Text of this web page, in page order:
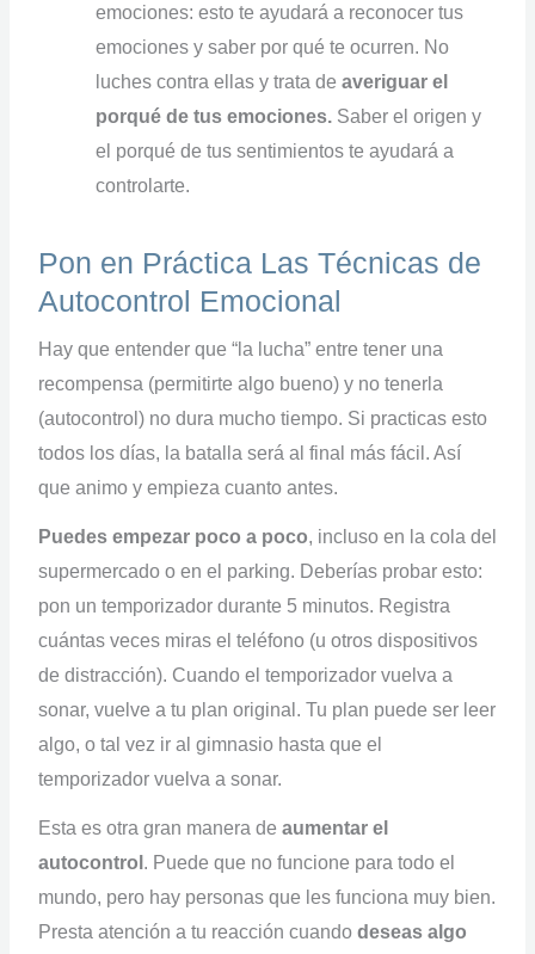
emociones: esto te ayudará a reconocer tus
emociones y saber por qué te ocurren. No
luches contra ellas y trata de averiguar el
porqué de tus emociones.Saber el origen y
el porqué de tus sentimientos te ayudará a
controlarte.
Pon en Práctica Las Técnicas de
Autocontrol Emocional
Hay que entender que “la lucha” entre tener una
recompensa (permitirte algo bueno) y no tenerla
(autocontrol) no dura mucho tiempo. Si practicas esto
todos los días, la batalla será al final más fácil. Así
que animo y empieza cuanto antes.
Puedes empezar poco a poco, incluso en la cola del
supermercado o en el parking. Deberías probar esto:
pon un temporizador durante 5 minutos. Registra
cuántas veces miras el teléfono (u otros dispositivos
de distracción). Cuando el temporizador vuelva a
sonar, vuelve a tu plan original. Tu plan puede ser leer
algo, o tal vez ir al gimnasio hasta que el
temporizador vuelva a sonar.
Esta es otra gran manera de aumentar el
autocontrol . Puede que no funcione para todo el
mundo, pero hay personas que les funciona muy bien.
Presta atención a tu reacción cuando deseas algo